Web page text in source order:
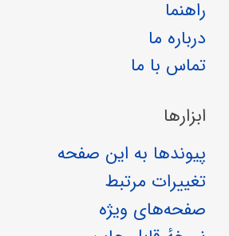
راهنما
درباره ما
تماس با ما
ابزارها
پیوندها به این صفحه
تغییرات مرتبط
صفحه‌های ویژه